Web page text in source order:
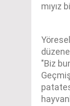
mıyız
"Biz